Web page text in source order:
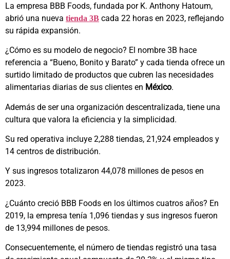
La empresa BBB Foods, fundada por K. Anthony Hatoum,
abrió una nueva tienda 3B cada 22 horas en 2023, reflejando
su rápida expansión.
¿Cómo es su modelo de negocio? El nombre 3B hace
referencia a “Bueno, Bonito y Barato” y cada tienda ofrece un
surtido limitado de productos que cubren las necesidades
alimentarias diarias de sus clientes en México.
Además de ser una organización descentralizada, tiene una
cultura que valora la eficiencia y la simplicidad.
Su red operativa incluye 2,288 tiendas, 21,924 empleados y
14 centros de distribución.
Y sus ingresos totalizaron 44,078 millones de pesos en
2023.
¿Cuánto creció BBB Foods en los últimos cuatros años? En
2019, la empresa tenía 1,096 tiendas y sus ingresos fueron
de 13,994 millones de pesos.
Consecuentemente, el número de tiendas registró una tasa